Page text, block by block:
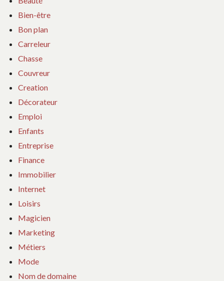
Bien-être
Bon plan
Carreleur
Chasse
Couvreur
Creation
Décorateur
Emploi
Enfants
Entreprise
Finance
Immobilier
Internet
Loisirs
Magicien
Marketing
Métiers
Mode
Nom de domaine